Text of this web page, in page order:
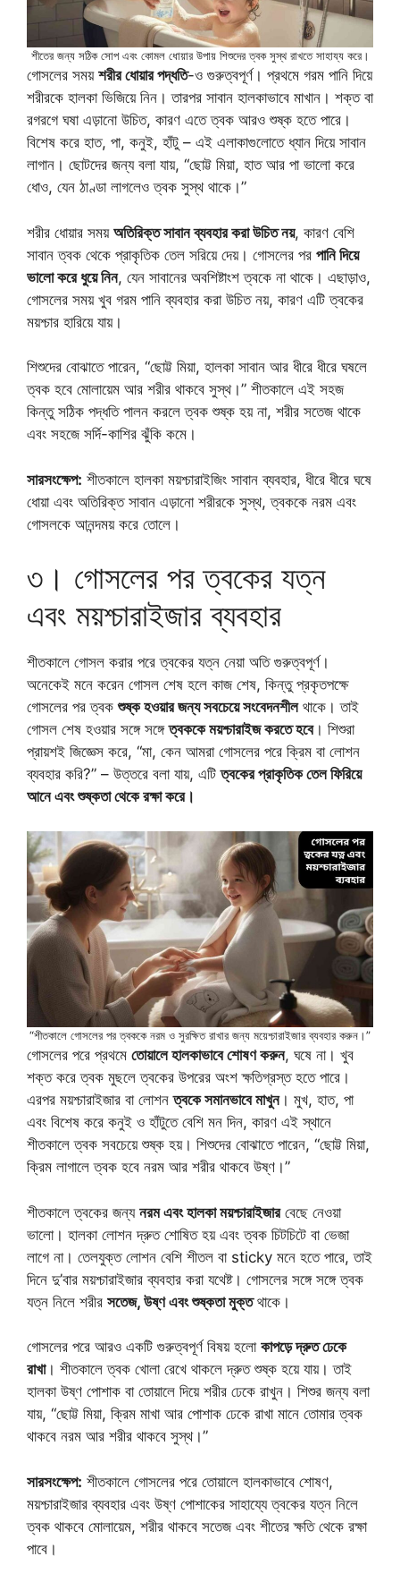
শীতের জন্য সঠিক সোপ এবং কোমল ধোয়ার উপায় শিশুদের ত্বক সুস্থ রাখতে সাহায্য করে।
গোসলের সময় শরীর ধোয়ার পদ্ধতি-ও গুরুত্বপূর্ণ। প্রথমে গরম পানি দিয়ে
শরীরকে হালকা ভিজিয়ে নিন। তারপর সাবান হালকাভাবে মাখান। শক্ত বা
রগরগে ঘষা এড়ানো উচিত, কারণ এতে ত্বক আরও শুষ্ক হতে পারে।
বিশেষ করে হাত, পা, কনুই, হাঁটু – এই এলাকাগুলোতে ধ্যান দিয়ে সাবান
লাগান। ছোটদের জন্য বলা যায়, “ছোট্ট মিয়া, হাত আর পা ভালো করে
ধোও, যেন ঠাণ্ডা লাগলেও ত্বক সুস্থ থাকে।”
শরীর ধোয়ার সময় অতিরিক্ত সাবান ব্যবহার করা উচিত নয়, কারণ বেশি
সাবান ত্বক থেকে প্রাকৃতিক তেল সরিয়ে দেয়। গোসলের পর পানি দিয়ে
ভালো করে ধুয়ে নিন, যেন সাবানের অবশিষ্টাংশ ত্বকে না থাকে। এছাড়াও,
গোসলের সময় খুব গরম পানি ব্যবহার করা উচিত নয়, কারণ এটি ত্বকের
ময়শ্চার হারিয়ে যায়।
শিশুদের বোঝাতে পারেন, “ছোট্ট মিয়া, হালকা সাবান আর ধীরে ধীরে ঘষলে
ত্বক হবে মোলায়েম আর শরীর থাকবে সুস্থ।” শীতকালে এই সহজ
কিন্তু সঠিক পদ্ধতি পালন করলে ত্বক শুষ্ক হয় না, শরীর সতেজ থাকে
এবং সহজে সর্দি-কাশির ঝুঁকি কমে।
সারসংক্ষেপ: শীতকালে হালকা ময়শ্চারাইজিং সাবান ব্যবহার, ধীরে ধীরে ঘষে
ধোয়া এবং অতিরিক্ত সাবান এড়ানো শরীরকে সুস্থ, ত্বককে নরম এবং
গোসলকে আনন্দময় করে তোলে।
৩। গোসলের পর ত্বকের যত্ন
এবং ময়শ্চারাইজার ব্যবহার
শীতকালে গোসল করার পরে ত্বকের যত্ন নেয়া অতি গুরুত্বপূর্ণ।
অনেকেই মনে করেন গোসল শেষ হলে কাজ শেষ, কিন্তু প্রকৃতপক্ষে
গোসলের পর ত্বকশুষ্ক হওয়ার জন্য সবচেয়ে সংবেদনশীলথাকে। তাই
গোসল শেষ হওয়ার সঙ্গে সঙ্গেত্বককে ময়শ্চারাইজ করতে হবে। শিশুরা
প্রায়শই জিজ্ঞেস করে, “মা, কেন আমরা গোসলের পরে ক্রিম বা লোশন
ব্যবহার করি?” – উত্তরে বলা যায়, এটিত্বকের প্রাকৃতিক তেল ফিরিয়ে
আনে এবং শুষ্কতা থেকে রক্ষা করে।
“শীতকালে গোসলের পর ত্বককে নরম ও সুরক্ষিত রাখার জন্য ময়েশ্চারাইজার ব্যবহার করুন।”
গোসলের পরে প্রথমে তোয়ালে হালকাভাবে শোষণ করুন, ঘষে না। খুব
শক্ত করে ত্বক মুছলে ত্বকের উপরের অংশ ক্ষতিগ্রস্ত হতে পারে।
এরপর ময়শ্চারাইজার বা লোশনত্বকে সমানভাবে মাখুন। মুখ, হাত, পা
এবং বিশেষ করে কনুই ও হাঁটুতে বেশি মন দিন, কারণ এই স্থানে
শীতকালে ত্বক সবচেয়ে শুষ্ক হয়। শিশুদের বোঝাতে পারেন, “ছোট্ট মিয়া,
ক্রিম লাগালে ত্বক হবে নরম আর শরীর থাকবে উষ্ণ।”
শীতকালে ত্বকের জন্য নরম এবং হালকা ময়শ্চারাইজারবেছে নেওয়া
ভালো। হালকা লোশন দ্রুত শোষিত হয় এবং ত্বক চিটচিটে বা ভেজা
লাগে না। তেলযুক্ত লোশন বেশি শীতল বা sticky মনে হতে পারে, তাই
দিনে দু’বার ময়শ্চারাইজার ব্যবহার করা যথেষ্ট। গোসলের সঙ্গে সঙ্গে ত্বক
যত্ন নিলে শরীর সতেজ, উষ্ণ এবং শুষ্কতা মুক্তথাকে।
গোসলের পরে আরও একটি গুরুত্বপূর্ণ বিষয় হলো কাপড়ে দ্রুত ঢেকে
রাখা। শীতকালে ত্বক খোলা রেখে থাকলে দ্রুত শুষ্ক হয়ে যায়। তাই
হালকা উষ্ণ পোশাক বা তোয়ালে দিয়ে শরীর ঢেকে রাখুন। শিশুর জন্য বলা
যায়, “ছোট্ট মিয়া, ক্রিম মাখা আর পোশাক ঢেকে রাখা মানে তোমার ত্বক
থাকবে নরম আর শরীর থাকবে সুস্থ।”
সারসংক্ষেপ: শীতকালে গোসলের পরে তোয়ালে হালকাভাবে শোষণ,
ময়শ্চারাইজার ব্যবহার এবং উষ্ণ পোশাকের সাহায্যে ত্বকের যত্ন নিলে
ত্বক থাকবে মোলায়েম, শরীর থাকবে সতেজ এবং শীতের ক্ষতি থেকে রক্ষা
পাবে।